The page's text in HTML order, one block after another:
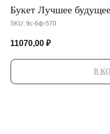
Букет Лучшее
SKU: 9с-6ф-570
11070,00 ₽
В